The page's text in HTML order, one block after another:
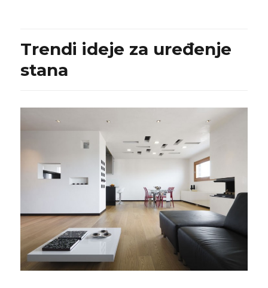
Trendi ideje za uređenje
stana